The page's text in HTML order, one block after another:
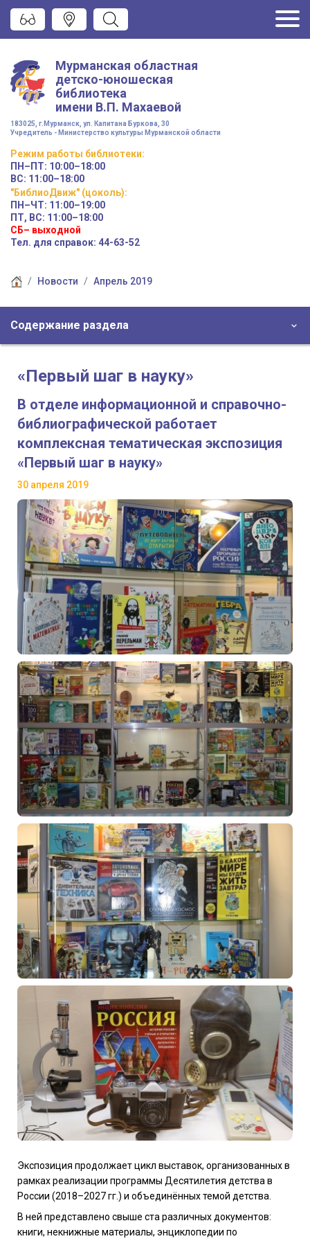
Мурманская областная
детско-юношеская
библиотека
имени В.П. Махаевой
183025, г.Мурманск, ул. Капитана Буркова, 30
Учредитель - Министерство культуры Мурманской области
Режим работы библиотеки:
ПН–ПТ: 10:00–18:00
ВС: 11:00–18:00
"БиблиоДвиж" (цоколь):
ПН–ЧТ: 11:00–19:00
ПТ, ВС: 11:00–18:00
СБ– выходной
Тел. для справок: 44-63-52
Новости Апрель 2019
Содержание раздела
«Первый шаг в науку»
В отделе информационной и справочно-
библиографической работает
комплексная тематическая экспозиция
«Первый шаг в науку»
30 апреля 2019
Экспозиция продолжает цикл выставок, организованных в
рамках реализации программы Десятилетия детства в
России (2018–2027 гг.) и объединённых темой детства.
В ней представлено свыше ста различных документов:
книги, некнижные материалы, энциклопедии по